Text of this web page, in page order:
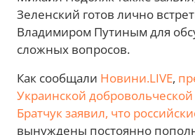
Зеленский готов лично
Владимиром Путиным для
сложных вопросов.
Как сообщали Новини.LIVE,
Украинской
Братчук заявил, что
вынуждены постоянно